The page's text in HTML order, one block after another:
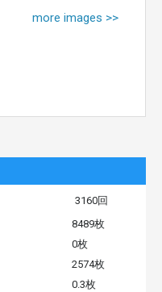
more images >>
3160回
8489枚
0枚
2574枚
0.3枚